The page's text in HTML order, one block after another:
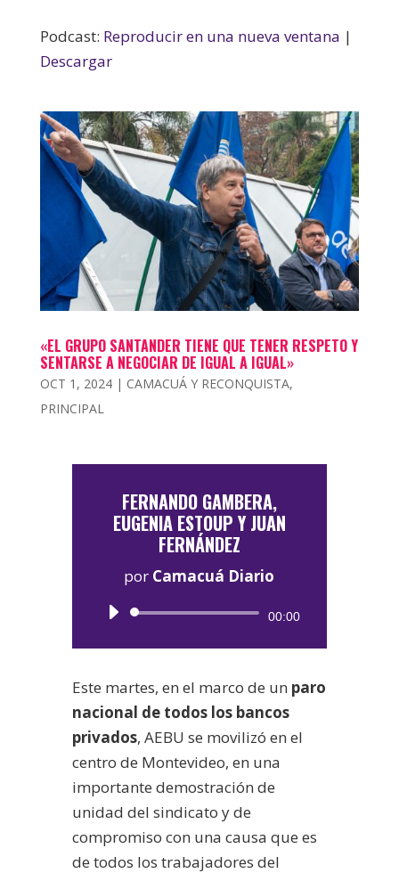
Podcast: Reproducir en una nueva ventana |
Descargar
«EL GRUPO SANTANDER TIENE QUE TENER RESPETO Y
SENTARSE A NEGOCIAR DE IGUAL A IGUAL»
OCT 1, 2024| CAMACUÁ Y RECONQUISTA,
PRINCIPAL
FERNANDO GAMBERA,
EUGENIA ESTOUP Y JUAN
FERNÁNDEZ
por Camacuá Diario
Reproductor
00:00
Este martes, en el marco de un paro
nacional de todos los bancos
privados, AEBU se movilizó en el
centro de Montevideo, en una
importante demostración de
unidad del sindicato y de
compromiso con una causa que es
de todos los trabajadores del